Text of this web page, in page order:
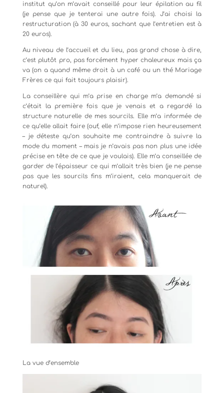
institut qu’on m’avait conseillé pour leur épilation au fil
(je pense que je tenterai une autre fois). J’ai choisi la
restructuration (à 30 euros, sachant que l’entretien est à
20 euros).
Au niveau de l’accueil et du lieu, pas grand chose à dire,
c’est plutôt pro, pas forcément hyper chaleureux mais ça
va (on a quand même droit à un café ou un thé Mariage
Frères ce qui fait toujours plaisir).
La conseillère qui m’a prise en charge m’a demandé si
c’était la première fois que je venais et a regardé la
structure naturelle de mes sourcils. Elle m’a informée de
ce qu’elle allait faire (ouf, elle n’impose rien heureusement
– je déteste qu’on souhaite me contraindre à suivre la
mode du moment – mais je n’avais pas non plus une idée
précise en tête de ce que je voulais). Elle m’a conseillée de
garder de l’épaisseur ce qui m’allait très bien (je ne pense
pas que les sourcils fins m’iraient, cela manquerait de
naturel).
La vue d’ensemble